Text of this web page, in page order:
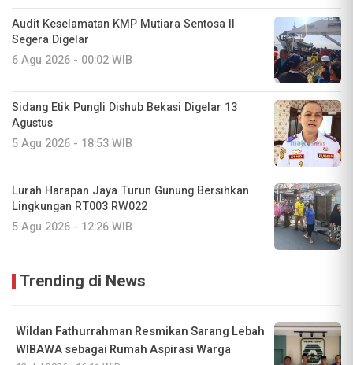
Audit Keselamatan KMP Mutiara Sentosa II
Segera Digelar
6 Agu 2026 - 00:02 WIB
Sidang Etik Pungli Dishub Bekasi Digelar 13
Agustus
5 Agu 2026 - 18:53 WIB
Lurah Harapan Jaya Turun Gunung Bersihkan
Lingkungan RT003 RW022
5 Agu 2026 - 12:26 WIB
Trending di News
Wildan Fathurrahman Resmikan Sarang Lebah
WIBAWA sebagai Rumah Aspirasi Warga